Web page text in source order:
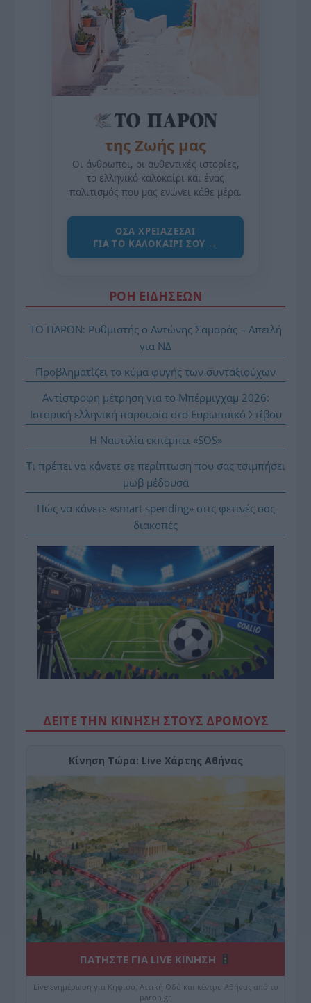
της Ζωής μας
Οι άνθρωποι, οι αυθεντικές ιστορίες,
το ελληνικό καλοκαίρι και ένας
πολιτισμός που μας ενώνει κάθε μέρα.
ΌΣΑ ΧΡΕΙΆΖΕΣΑΙ
ΓΙΑ ΤΟ ΚΑΛΟΚΑΊΡΙ ΣΟΥ →
ΡΟΗ ΕΙΔΗΣΕΩΝ
ΤΟ ΠΑΡΟΝ: Ρυθμιστής ο Αντώνης Σαμαράς – Απειλή
για ΝΔ
Προβληματίζει το κύμα φυγής των συνταξιούχων
Αντίστροφη μέτρηση για το Μπέρμιγχαμ 2026:
Ιστορική ελληνική παρουσία στο Ευρωπαϊκό Στίβου
Η Ναυτιλία εκπέμπει «SOS»
Τι πρέπει να κάνετε σε περίπτωση που σας τσιμπήσει
μωβ μέδουσα
Πώς να κάνετε «smart spending» στις φετινές σας
διακοπές
ΔΕΙΤΕ ΤΗΝ ΚΙΝΗΣΗ ΣΤΟΥΣ ΔΡΌΜΟΥΣ
Κίνηση Τώρα: Live Χάρτης Αθήνας
ΠΑΤΗΣΤΕ ΓΙΑ LIVE ΚΙΝΗΣΗ
Live ενημέρωση για Κηφισό, Αττική Οδό και κέντρο Αθήνας από το
paron.gr